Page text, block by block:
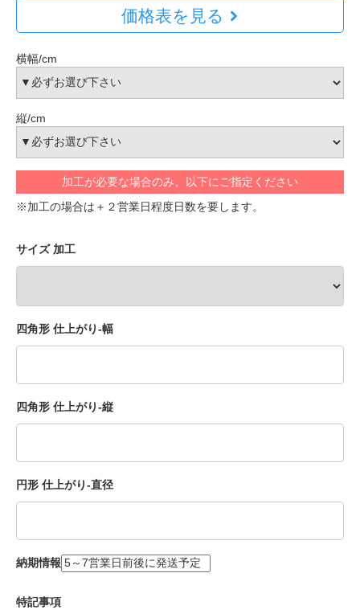
価格表を見る
横幅/cm
縦/cm
加工が必要な場合のみ、以下にご指定ください
※加工の場合は＋２営業日程度日数を要します。
サイズ 加工
四角形 仕上がり-幅
四角形 仕上がり-縦
円形 仕上がり-直径
納期情報
特記事項